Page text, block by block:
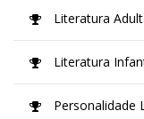
Literatura
Literatura
Personalidade